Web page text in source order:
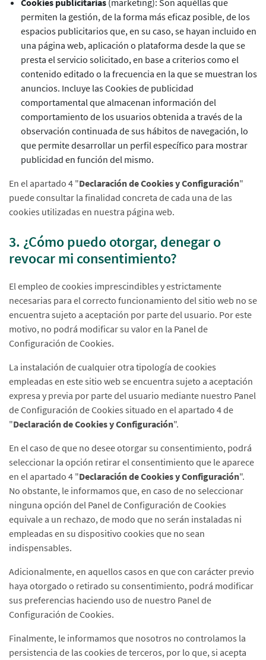
Cookies publicitarias (marketing): Son aquéllas que
permiten la gestión, de la forma más eficaz posible, de los
espacios publicitarios que, en su caso, se hayan incluido en
una página web, aplicación o plataforma desde la que se
presta el servicio solicitado, en base a criterios como el
contenido editado o la frecuencia en la que se muestran los
anuncios. Incluye las Cookies de publicidad
comportamental que almacenan información del
comportamiento de los usuarios obtenida a través de la
observación continuada de sus hábitos de navegación, lo
que permite desarrollar un perfil específico para mostrar
publicidad en función del mismo.
En el apartado 4 "Declaración de Cookies y Configuración"
puede consultar la finalidad concreta de cada una de las
cookies utilizadas en nuestra página web.
3. ¿Cómo puedo otorgar, denegar o
revocar mi consentimiento?
El empleo de cookies imprescindibles y estrictamente
necesarias para el correcto funcionamiento del sitio web no se
encuentra sujeto a aceptación por parte del usuario. Por este
motivo, no podrá modificar su valor en la Panel de
Configuración de Cookies.
La instalación de cualquier otra tipología de cookies
empleadas en este sitio web se encuentra sujeto a aceptación
expresa y previa por parte del usuario mediante nuestro Panel
de Configuración de Cookies situado en el apartado 4 de
"Declaración de Cookies y Configuración".
En el caso de que no desee otorgar su consentimiento, podrá
seleccionar la opción retirar el consentimiento que le aparece
en el apartado 4 "Declaración de Cookies y Configuración".
No obstante, le informamos que, en caso de no seleccionar
ninguna opción del Panel de Configuración de Cookies
equivale a un rechazo, de modo que no serán instaladas ni
empleadas en su dispositivo cookies que no sean
indispensables.
Adicionalmente, en aquellos casos en que con carácter previo
haya otorgado o retirado su consentimiento, podrá modificar
sus preferencias haciendo uso de nuestro Panel de
Configuración de Cookies.
Finalmente, le informamos que nosotros no controlamos la
persistencia de las cookies de terceros, por lo que, si acepta